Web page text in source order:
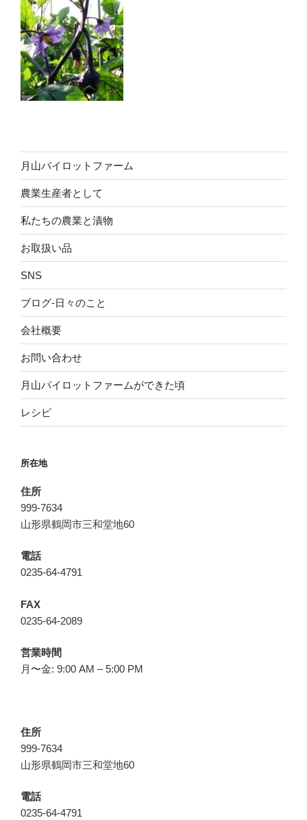
月山パイロットファーム
農業生産者として
私たちの農業と漬物
お取扱い品
SNS
ブログ-日々のこと
会社概要
お問い合わせ
月山パイロットファームができた頃
レシピ
所在地
住所
999-7634
山形県鶴岡市三和堂地60
電話
0235-64-4791
FAX
0235-64-2089
営業時間
月〜金: 9:00 AM – 5:00 PM
住所
999-7634
山形県鶴岡市三和堂地60
電話
0235-64-4791